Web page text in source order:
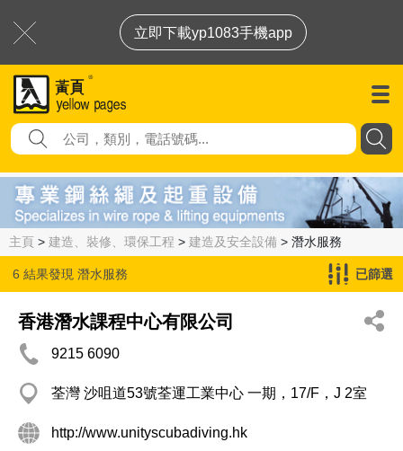
立即下載yp1083手機app
主頁 > 建造、裝修、環保工程 > 建造及安全設備 > 潛水服務
6 結果發現 潛水服務 已篩選
香港潛水課程中心有限公司
9215 6090
荃灣 沙咀道53號荃運工業中心 一期，17/F，J 2室
http://www.unityscubadiving.hk